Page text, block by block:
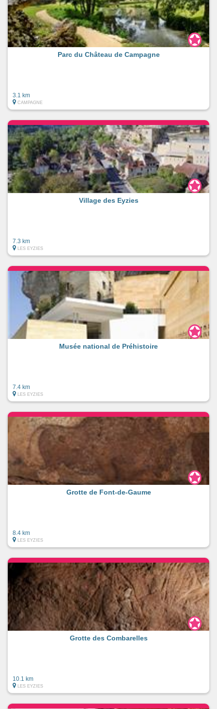
Parc du Château de Campagne
3.1 km
CAMPAGNE
Village des Eyzies
7.3 km
LES EYZIES
Musée national de Préhistoire
7.4 km
LES EYZIES
Grotte de Font-de-Gaume
8.4 km
LES EYZIES
Grotte des Combarelles
10.1 km
LES EYZIES